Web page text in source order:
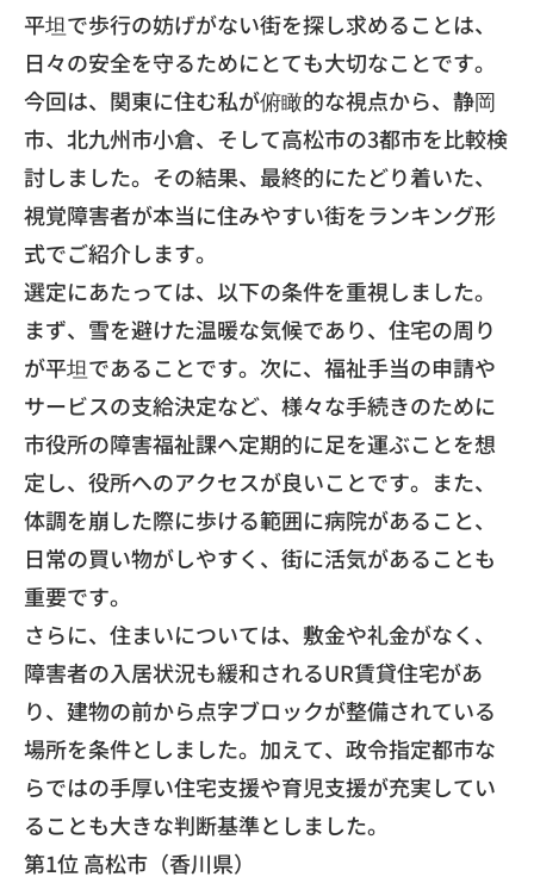
平坦で歩行の妨げがない街を探し求めることは、
日々の安全を守るためにとても大切なことです。
​今回は、関東に住む私が俯瞰的な視点から、静岡
市、 北九州市小倉、そして高松市の3都市を比較検
討しました。 その結果、最終的にたどり着いた、
視覚障害者が本当に住みやすい街をランキング形
式でご紹介します。
​選定にあたっては、以下の条件を重視しました。
まず、 雪を避けた温暖な気候であり、住宅の周り
が平坦であることです。 次に、福祉手当の申請や
サービスの支給決定など、 様々な手続きのために
市役所の障害福祉課へ定期的に足を運ぶことを想
定し、役所へのアクセスが良いことです。また、
体調を崩した際に歩ける範囲に病院があること、
日常の買い物がしやすく、街に活気があることも
重要です。
​さらに、住まいについては、敷金や礼金がなく、
障害者の入居状況も緩和されるUR賃貸住宅があ
り、建物の前から点字ブロックが整備されている
場所を条件としました。 加えて、 政令指定都市な
らではの手厚い住宅支援や育児支援が充実してい
ることも大きな判断基準としました。
​第1位 高松市（香川県）